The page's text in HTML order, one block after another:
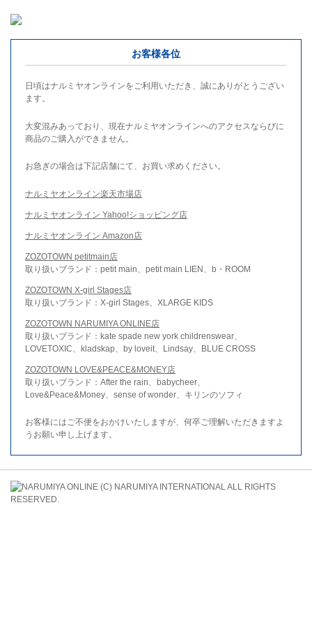
お客様各位
日頃はナルミヤオンラインをご利用いただき、誠にありがとうござい
ます。
大変混みあっており、現在ナルミヤオンラインへのアクセスならびに
商品のご購入ができません。
お急ぎの場合は下記店舗にて、お買い求めください。
ナルミヤオンライン楽天市場店
ナルミヤオンライン Yahoo!ショッピング店
ナルミヤオンライン Amazon店
ZOZOTOWN petitmain店
取り扱いブランド：petit main、petit main LIEN、b・ROOM
ZOZOTOWN X-girl Stages店
取り扱いブランド：X-girl Stages、XLARGE KIDS
ZOZOTOWN NARUMIYA ONLINE店
取り扱いブランド：kate spade new york childrenswear、
LOVETOXIC、kladskap、by loveit、Lindsay、BLUE CROSS
ZOZOTOWN LOVE&PEACE&MONEY店
取り扱いブランド：After the rain、babycheer、
Love&Peace&Money、sense of wonder、キリンのソフィ
お客様にはご不便をおかけいたしますが、何卒ご理解いただきますよ
うお願い申し上げます。